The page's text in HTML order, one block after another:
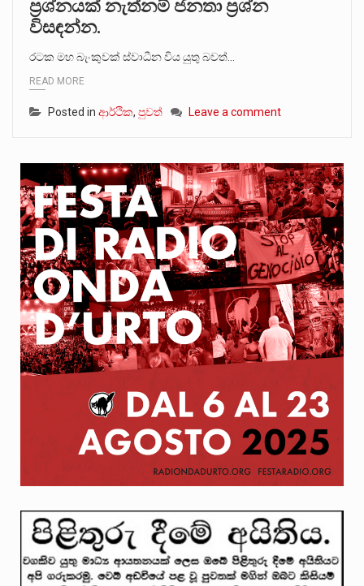
ප්‍රශ්නයක් නැත්නම් ජනතා ප්‍රශ්න
විසඳන්න.
රටක මහ බැංකුවක් ස්වාධීන විය යුතු බවත්…
READ MORE
Posted in ආර්ථික, පුවත් Leave a comment